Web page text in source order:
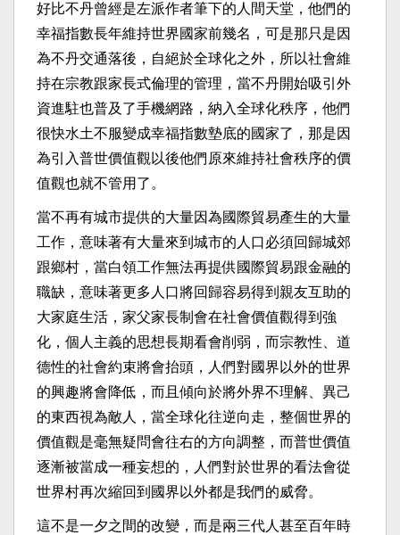
好比不丹曾經是左派作者筆下的人間天堂，他們的
幸福指數長年維持世界國家前幾名，可是那只是因
為不丹交通落後，自絕於全球化之外，所以社會維
持在宗教跟家長式倫理的管理，當不丹開始吸引外
資進駐也普及了手機網路，納入全球化秩序，他們
很快水土不服變成幸福指數墊底的國家了，那是因
為引入普世價值觀以後他們原來維持社會秩序的價
值觀也就不管用了。
當不再有城市提供的大量因為國際貿易產生的大量
工作，意味著有大量來到城市的人口必須回歸城郊
跟鄉村，當白領工作無法再提供國際貿易跟金融的
職缺，意味著更多人口將回歸容易得到親友互助的
大家庭生活，家父家長制會在社會價值觀得到強
化，個人主義的思想長期看會削弱，而宗教性、道
德性的社會約束將會抬頭，人們對國界以外的世界
的興趣將會降低，而且傾向於將外界不理解、異己
的東西視為敵人，當全球化往逆向走，整個世界的
價值觀是毫無疑問會往右的方向調整，而普世價值
逐漸被當成一種妄想的，人們對於世界的看法會從
世界村再次縮回到國界以外都是我們的威脅。
這不是一夕之間的改變，而是兩三代人甚至百年時